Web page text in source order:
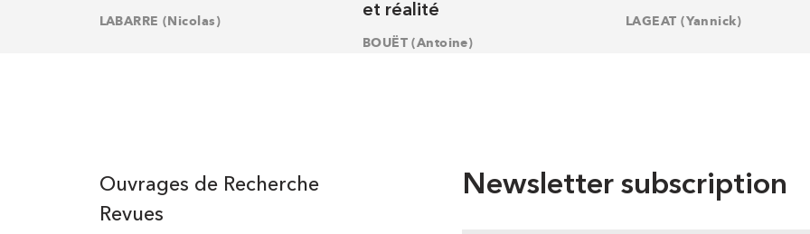
LABARRE (Nicolas)
et réalité
BOUËT (Antoine)
LAGEAT (Yannick)
Newsletter subscription
Ouvrages de Recherche
Revues